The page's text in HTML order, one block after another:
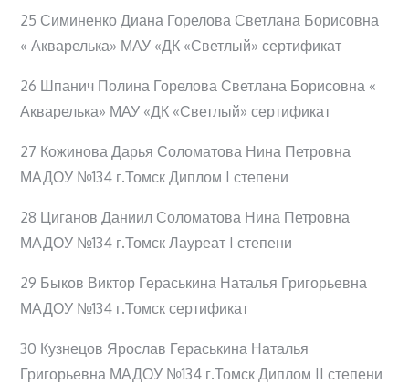
25 Симиненко Диана Горелова Светлана Борисовна
« Акварелька» МАУ «ДК «Светлый» сертификат
26 Шпанич Полина Горелова Светлана Борисовна «
Акварелька» МАУ «ДК «Светлый» сертификат
27 Кожинова Дарья Соломатова Нина Петровна
МАДОУ №134 г.Томск Диплом I степени
28 Циганов Даниил Соломатова Нина Петровна
МАДОУ №134 г.Томск Лауреат I степени
29 Быков Виктор Гераськина Наталья Григорьевна
МАДОУ №134 г.Томск сертификат
30 Кузнецов Ярослав Гераськина Наталья
Григорьевна МАДОУ №134 г.Томск Диплом II степени